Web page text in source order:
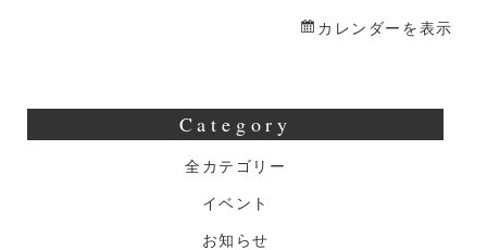
カレンダーを表示
Category
全カテゴリー
イベント
お知らせ